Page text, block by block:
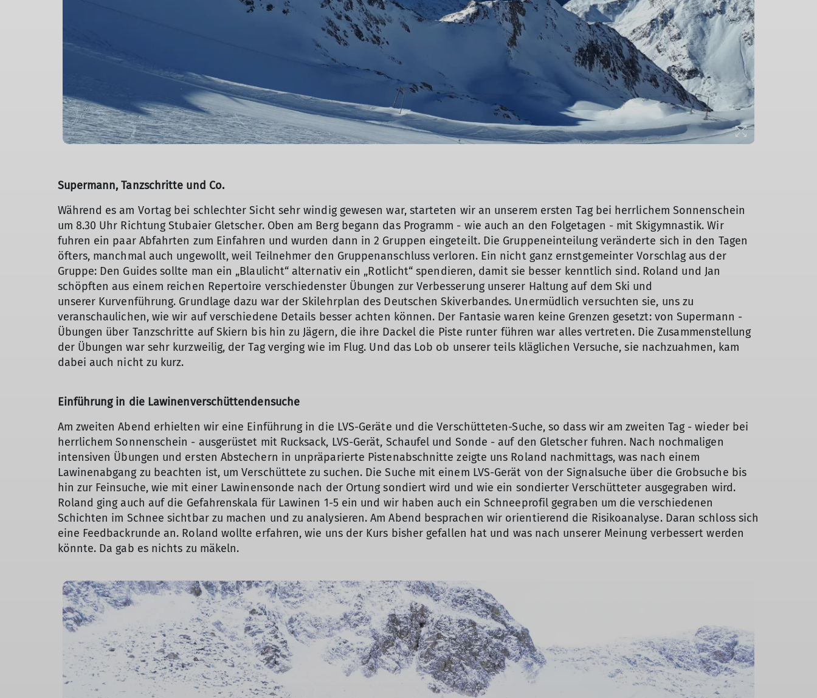
Supermann, Tanzschritte und Co.
Während es am Vortag bei schlechter Sicht sehr windig gewesen war, starteten wir an unserem ersten Tag bei herrlichem Sonnenschein
um 8.30 Uhr Richtung Stubaier Gletscher. Oben am Berg begann das Programm - wie auch an den Folgetagen - mit Skigymnastik. Wir
fuhren ein paar Abfahrten zum Einfahren und wurden dann in 2 Gruppen eingeteilt. Die Gruppeneinteilung veränderte sich in den Tagen
öfters, manchmal auch ungewollt, weil Teilnehmer den Gruppenanschluss verloren. Ein nicht ganz ernstgemeinter Vorschlag aus der
Gruppe: Den Guides sollte man ein „Blaulicht“ alternativ ein „Rotlicht“ spendieren, damit sie besser kenntlich sind. Roland und Jan
schöpften aus einem reichen Repertoire verschiedenster Übungen zur Verbesserung unserer Haltung auf dem Ski und
unserer Kurvenführung. Grundlage dazu war der Skilehrplan des Deutschen Skiverbandes. Unermüdlich versuchten sie, uns zu
veranschaulichen, wie wir auf verschiedene Details besser achten können. Der Fantasie waren keine Grenzen gesetzt: von Supermann -
Übungen über Tanzschritte auf Skiern bis hin zu Jägern, die ihre Dackel die Piste runter führen war alles vertreten. Die Zusammenstellung
der Übungen war sehr kurzweilig, der Tag verging wie im Flug. Und das Lob ob unserer teils kläglichen Versuche, sie nachzuahmen, kam
dabei auch nicht zu kurz.
Einführung in die Lawinenverschüttendensuche
Am zweiten Abend erhielten wir eine Einführung in die LVS-Geräte und die Verschütteten-Suche, so dass wir am zweiten Tag - wieder bei
herrlichem Sonnenschein - ausgerüstet mit Rucksack, LVS-Gerät, Schaufel und Sonde - auf den Gletscher fuhren. Nach nochmaligen
intensiven Übungen und ersten Abstechern in unpräparierte Pistenabschnitte zeigte uns Roland nachmittags, was nach einem
Lawinenabgang zu beachten ist, um Verschüttete zu suchen. Die Suche mit einem LVS-Gerät von der Signalsuche über die Grobsuche bis
hin zur Feinsuche, wie mit einer Lawinensonde nach der Ortung sondiert wird und wie ein sondierter Verschütteter ausgegraben wird.
Roland ging auch auf die Gefahrenskala für Lawinen 1-5 ein und wir haben auch ein Schneeprofil gegraben um die verschiedenen
Schichten im Schnee sichtbar zu machen und zu analysieren. Am Abend besprachen wir orientierend die Risikoanalyse. Daran schloss sich
eine Feedbackrunde an. Roland wollte erfahren, wie uns der Kurs bisher gefallen hat und was nach unserer Meinung verbessert werden
könnte. Da gab es nichts zu mäkeln.